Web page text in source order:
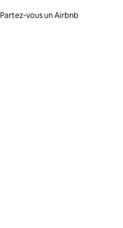
Partez-vous un Airbnb